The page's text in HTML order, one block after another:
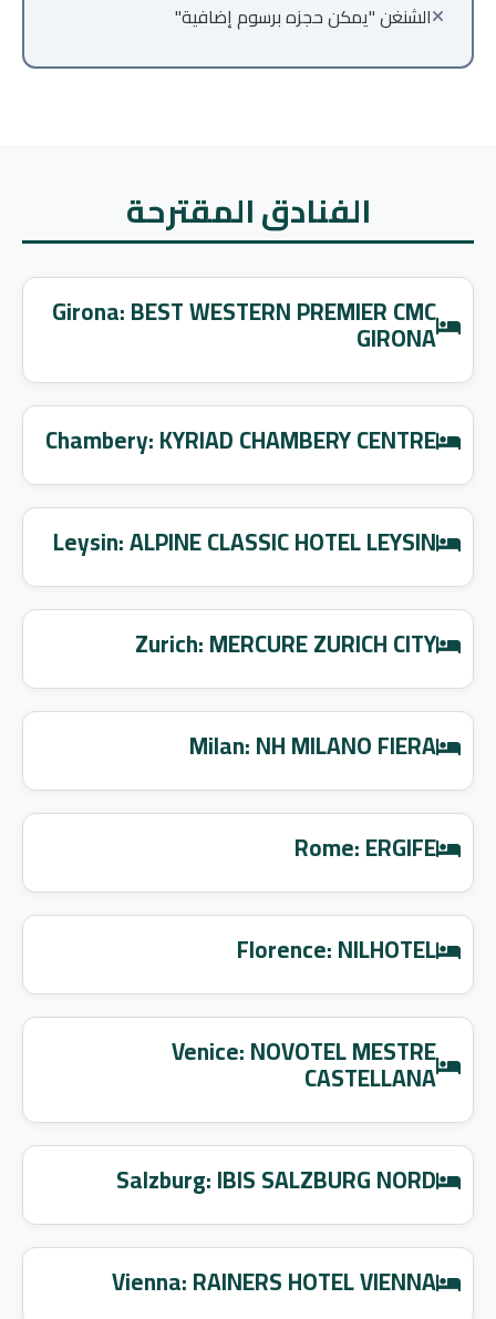
الشنغن "يمكن حجزه برسوم إضافية"
الفنادق المقترحة
Girona: BEST WESTERN PREMIER CMC
GIRONA
Chambery: KYRIAD CHAMBERY CENTRE
Leysin: ALPINE CLASSIC HOTEL LEYSIN
Zurich: MERCURE ZURICH CITY
Milan: NH MILANO FIERA
Rome: ERGIFE
Florence: NILHOTEL
Venice: NOVOTEL MESTRE
CASTELLANA
Salzburg: IBIS SALZBURG NORD
Vienna: RAINERS HOTEL VIENNA